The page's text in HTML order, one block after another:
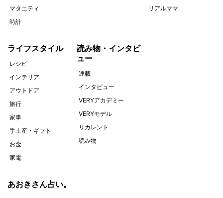
マタニティ
時計
リアルママ
ライフスタイル
レシピ
インテリア
アウトドア
旅行
家事
手土産・ギフト
お金
家電
読み物・インタビ
ュー
連載
インタビュー
VERYアカデミー
VERYモデル
リカレント
読み物
あおきさん占い。